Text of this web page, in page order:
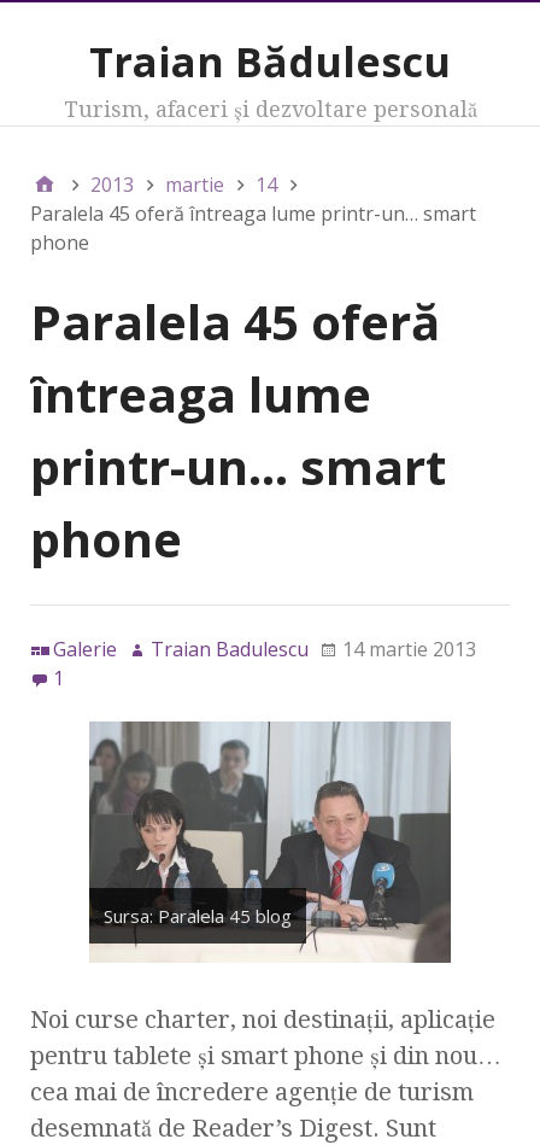
Traian Bădulescu
Turism, afaceri şi dezvoltare personală
2013 martie
14
Paralela 45 oferă întreaga lume printr-un… smart
phone
Paralela 45 oferă
întreaga lume
printr-un… smart
phone
Galerie Traian Badulescu
14 martie 2013
1
Sursa: Paralela 45 blog
Noi curse charter, noi destinaţii, aplicaţie
pentru tablete şi smart phone şi din nou…
cea mai de încredere agenţie de turism
desemnată de Reader’s Digest. Sunt